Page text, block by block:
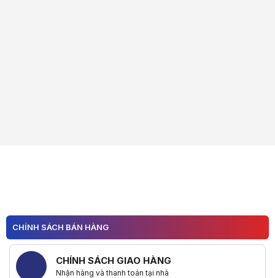
CHÍNH SÁCH BÁN HÀNG
CHÍNH SÁCH GIAO HÀNG
Nhận hàng và thanh toán tại nhà